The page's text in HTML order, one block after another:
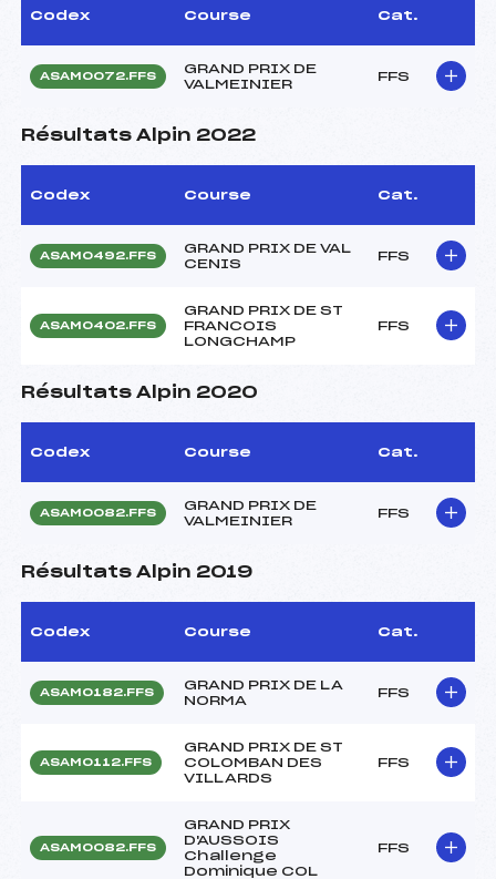
Codex Course Cat.
ASAM0072.FFS
GRAND PRIX DE
VALMEINIER
FFS
Résultats Alpin 2022
Codex Course Cat.
ASAM0492.FFS
GRAND PRIX DE VAL
CENIS
FFS
ASAM0402.FFS
GRAND PRIX DE ST
FRANCOIS
LONGCHAMP
FFS
Résultats Alpin 2020
Codex Course Cat.
ASAM0082.FFS
GRAND PRIX DE
VALMEINIER
FFS
Résultats Alpin 2019
Codex Course Cat.
ASAM0182.FFS
GRAND PRIX DE LA
NORMA
FFS
ASAM0112.FFS
GRAND PRIX DE ST
COLOMBAN DES
VILLARDS
FFS
ASAM0082.FFS
GRAND PRIX
D'AUSSOIS
Challenge
Dominique COL
FFS